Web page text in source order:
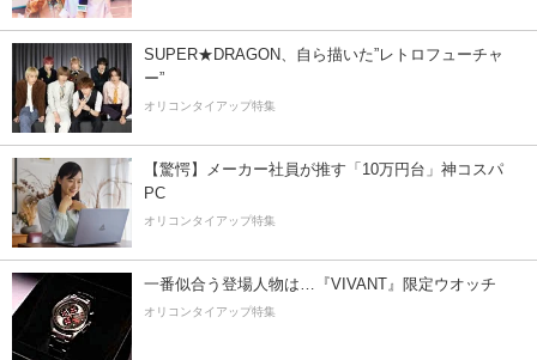
SUPER★DRAGON、自ら描いた”レトロフューチャ
ー”
オリコンタイアップ特集
【驚愕】メーカー社員が推す「10万円台」神コスパ
PC
オリコンタイアップ特集
一番似合う登場人物は…『VIVANT』限定ウオッチ
オリコンタイアップ特集